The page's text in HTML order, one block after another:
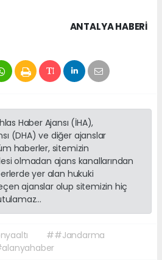
ANTALYA HABERİ
Haber Ajansı (İHA),
(DHA) ve diğer ajanslar
haberler, sitemizin
olmadan ajans kanallarından
yer alan hukuki
ajanslar olup sitemizin hiç
##Jandarma